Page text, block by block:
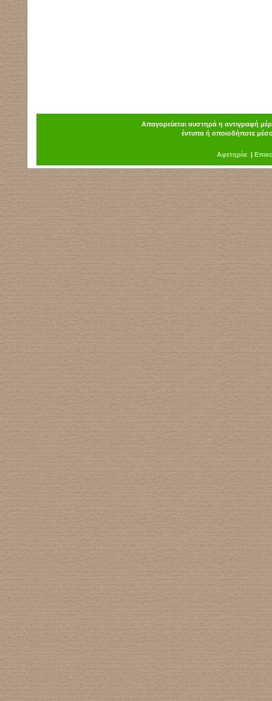
Απαγορεύεται αυστηρά η αντιγραφή
έντυπα ή οποιοδήποτε
Αφετηρία|